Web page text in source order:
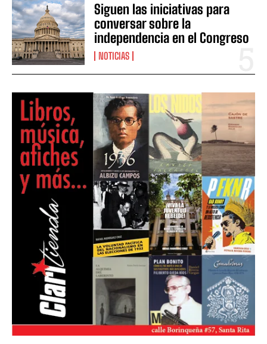
Siguen las iniciativas para
conversar sobre la
independencia en el Congreso
NOTICIAS